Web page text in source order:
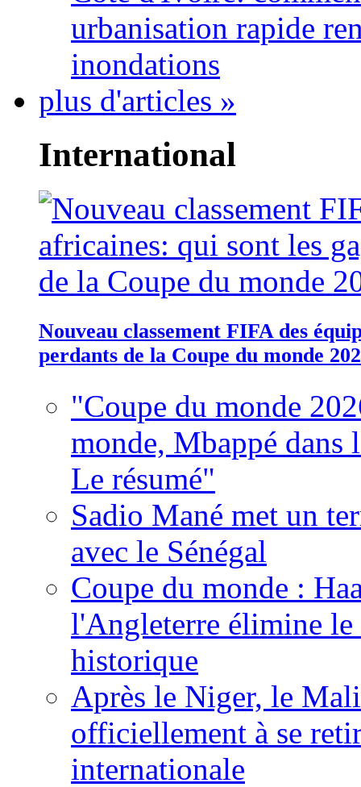
urbanisation rapide
inondations
plus d'articles »
International
Nouveau classement FIFA des
perdants de la Coupe du monde
"Coupe du monde
monde, Mbappé dans
Le résumé"
Sadio Mané met un
avec le Sénégal
Coupe du monde :
l'Angleterre élimine
historique
Après le Niger, le
officiellement à se
internationale